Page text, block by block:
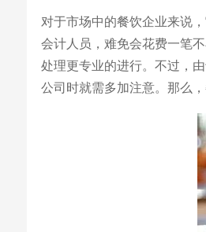
对于市场中的餐饮企业来说
会计人员，难免会花费一笔
处理更专业的进行。不过，
公司时就需多加注意。那么